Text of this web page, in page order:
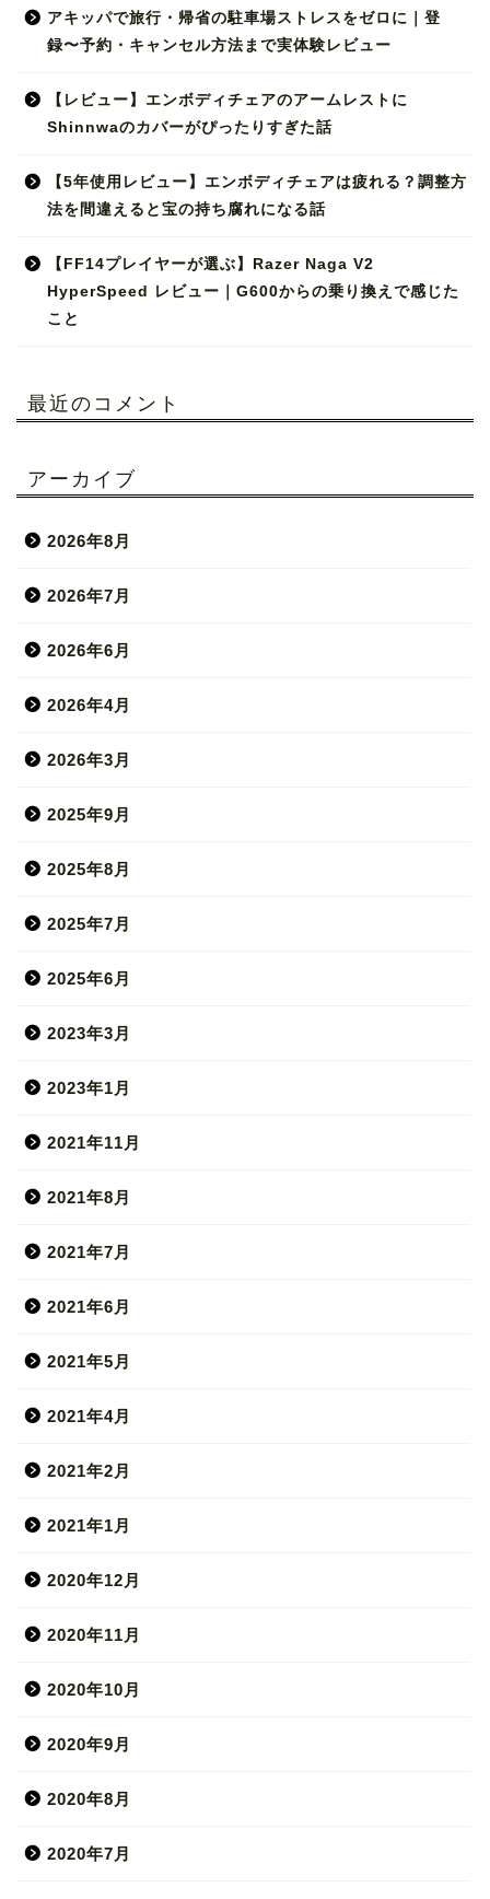
アキッパで旅行・帰省の駐車場ストレスをゼロに｜登
録〜予約・キャンセル方法まで実体験レビュー
【レビュー】エンボディチェアのアームレストに
Shinnwaのカバーがぴったりすぎた話
【5年使用レビュー】エンボディチェアは疲れる？調整方
法を間違えると宝の持ち腐れになる話
【FF14プレイヤーが選ぶ】Razer Naga V2
HyperSpeed レビュー｜G600からの乗り換えで感じた
こと
最近のコメント
アーカイブ
2026年8月
2026年7月
2026年6月
2026年4月
2026年3月
2025年9月
2025年8月
2025年7月
2025年6月
2023年3月
2023年1月
2021年11月
2021年8月
2021年7月
2021年6月
2021年5月
2021年4月
2021年2月
2021年1月
2020年12月
2020年11月
2020年10月
2020年9月
2020年8月
2020年7月